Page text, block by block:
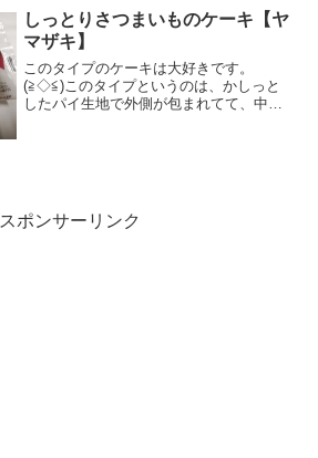
は今まで見てきたのと比べても、堂々と
した硬さ絶妙...
しっとりさつまいものケーキ【ヤ
マザキ】
このタイプのケーキは大好きです。
(≧◇≦)このタイプというのは、かしっと
したパイ生地で外側が包まれてて、中は
スポンサーリンク